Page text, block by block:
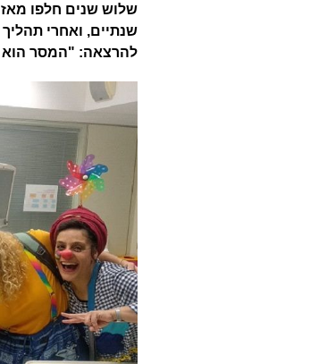
שלוש שנים חלפו מאז
שנתיים, ואחרי
להרצאה: "המסר הוא